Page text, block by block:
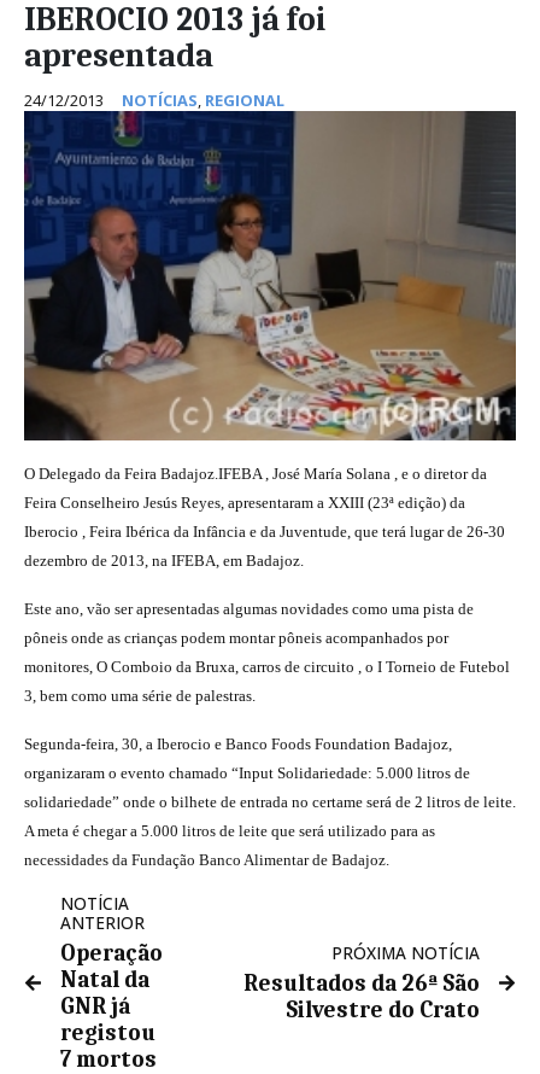
IBEROCIO 2013 já foi
apresentada
24/12/2013 NOTÍCIAS, REGIONAL
O Delegado da Feira Badajoz.IFEBA , José María Solana , e o diretor da
Feira Conselheiro Jesús Reyes, apresentaram a XXIII (23ª edição) da
Iberocio , Feira Ibérica da Infância e da Juventude, que terá lugar de 26-30
dezembro de 2013, na IFEBA, em Badajoz.
Este ano, vão ser apresentadas algumas novidades como uma pista de
pôneis onde as crianças podem montar pôneis acompanhados por
monitores, O Comboio da Bruxa, carros de circuito , o I Torneio de Futebol
3, bem como uma série de palestras.
Segunda-feira, 30, a Iberocio e Banco Foods Foundation Badajoz,
organizaram o evento chamado “Input Solidariedade: 5.000 litros de
solidariedade” onde o bilhete de entrada no certame será de 2 litros de leite.
A meta é chegar a 5.000 litros de leite que será utilizado para as
necessidades da Fundação Banco Alimentar de Badajoz.
NOTÍCIA
ANTERIOR
Operação
Natal da
GNR já
registou
7 mortos
PRÓXIMA NOTÍCIA
Resultados da 26ª São
Silvestre do Crato